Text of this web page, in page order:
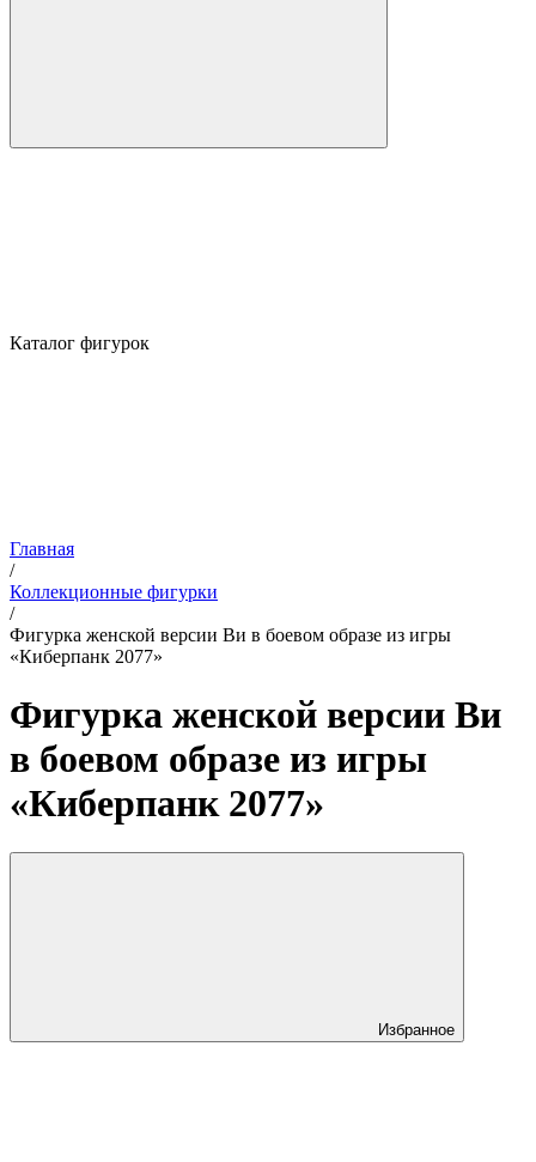
Каталог фигурок
Главная
/
Коллекционные фигурки
/
Фигурка женской версии Ви в боевом образе из игры
«Киберпанк 2077»
Фигурка женской версии Ви
в боевом образе из игры
«Киберпанк 2077»
Избранное